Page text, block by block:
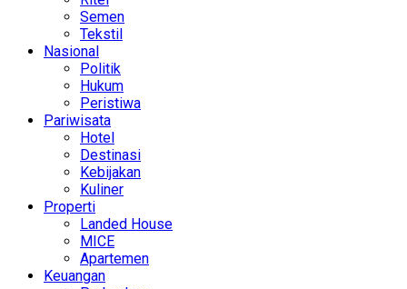
Semen
Tekstil
Nasional
Politik
Hukum
Peristiwa
Pariwisata
Hotel
Destinasi
Kebijakan
Kuliner
Properti
Landed House
MICE
Apartemen
Keuangan